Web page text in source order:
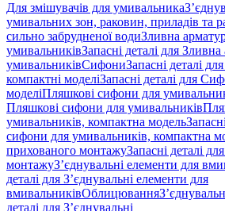
Для змішувачів для умивальника
умивальних зон, раковин, приладів та
сильно забрудненої водиЗливна
умивальниківЗапасні деталі для
умивальниківСифониЗапасні деталі
компактні моделіЗапасні деталі для
моделіПляшкові сифони для
Пляшкові сифони для умивальників
умивальників, компактна модель
сифони для умивальників, компактна
прихованого монтажуЗапасні деталі
монтажуЗ’єднувальні елементи для
деталі для З’єднувальні елементи для
вмивальниківОблицювання
деталі для З’єднувальні